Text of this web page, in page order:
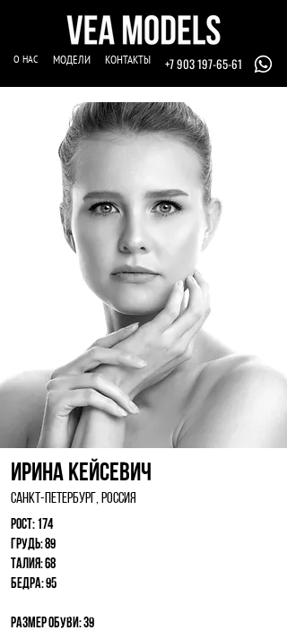
О НАС МОДЕЛИ КОНТАКТЫ +7 903 197-65-61
Ирина Кейсевич
Санкт-Петербург, Россия
Рост: 174
Грудь: 89
Талия: 68
Бедра: 95
Размер обуви: 39